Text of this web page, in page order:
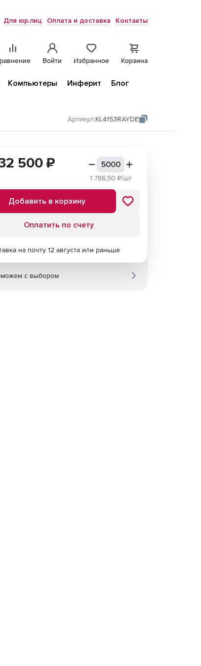
Для юр.лиц Оплата и доставка Контакты
Войти Избранное Корзина
Компьютеры Инферит
Блог
Артикул:KL4153RAYDE
500 ₽
1 786,50 ₽/шт
Добавить в корзину
Оплатить по счету
на почту 12 августа или раньше
с выбором